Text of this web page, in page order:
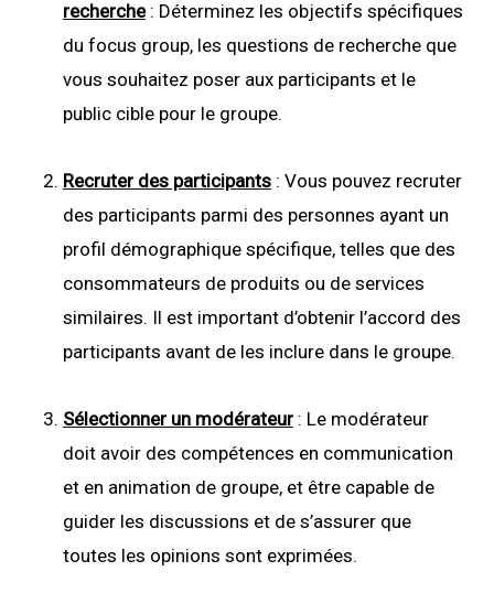
recherche : Déterminez les objectifs spécifiques
du focus group, les questions de recherche que
vous souhaitez poser aux participants et le
public cible pour le groupe.
Recruter des participants: Vous pouvez recruter
des participants parmi des personnes ayant un
profil démographique spécifique, telles que des
consommateurs de produits ou de services
similaires. Il est important d’obtenir l’accord des
participants avant de les inclure dans le groupe.
Sélectionner un modérateur: Le modérateur
doit avoir des compétences en communication
et en animation de groupe, et être capable de
guider les discussions et de s’assurer que
toutes les opinions sont exprimées.